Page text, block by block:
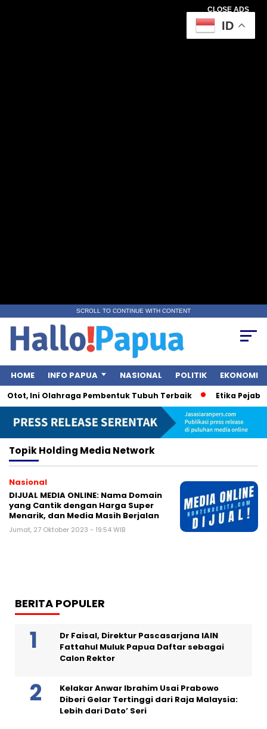
CLOSE ADS
SCROLL TO CONTINUE WITH CONTENT
HOME INFO PAPUA NASIONAL POLITIK EKONOMI
Ini Olahraga Pembentuk Tubuh Terbaik Etika
TopikHolding Media Network
Nasional
DIJUAL MEDIA ONLINE: Nama Domain
yang Cantik dengan Harga Super
Menarik, dan Media Masih Berjalan
Jumat, 27 Oktober 2023 - 19:54 WIB
BERITA POPULER
Dr Faisal, Direktur Pascasarjana IAIN
Fattahul Muluk Papua Daftar sebagai
Calon Rektor
Kelakar Anwar Ibrahim Usai Prabowo
Diberi Gelar Tertinggi dari Raja Malaysia:
Lebih dari Dato’ Seri
ID